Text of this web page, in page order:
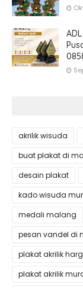
akrilik wisuda
buat plakat di
desain plakat
kado wisuda
medali malang
pesan vandel di
plakat akrilik
plakat akrilik